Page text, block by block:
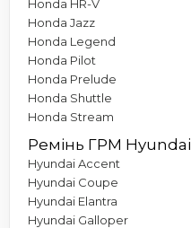
Honda HR-V
Honda Jazz
Honda Legend
Honda Pilot
Honda Prelude
Honda Shuttle
Honda Stream
Ремінь ГРМ Hyundai
Hyundai Accent
Hyundai Coupe
Hyundai Elantra
Hyundai Galloper